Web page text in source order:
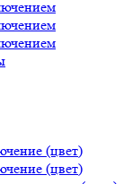
(цвет)
(цвет)